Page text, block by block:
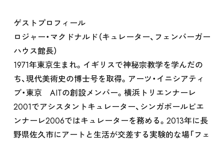
ゲストプロフィール
ロジャー・マクドナルド（キュレーター、フェンバーガー
ハウス館長）
1971年東京生まれ。イギリスで神秘宗教学を学んだの
ち、現代美術史の博士号を取得。アーツ・イニシアティ
ブ・東京 AITの創設メンバー。横浜トリエンナーレ
2001でアシスタントキュレーター、シンガポールビエ
ンナーレ2006ではキュレーターを務める。2013年に長
野県佐久市にアートと生活が交差する実験的な場「フェ